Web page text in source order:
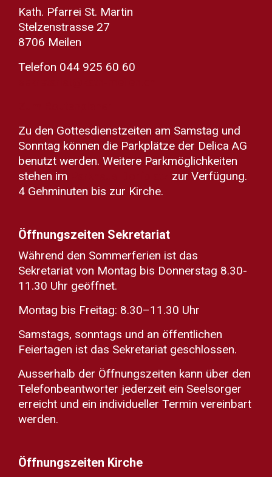
Kath. Pfarrei St. Martin
Stelzenstrasse 27
8706 Meilen
Telefon 044 925 60 60
Zu den Gottesdienstzeiten am Samstag und
Sonntag können die Parkplätze der Delica AG
benutzt werden. Weitere Parkmöglichkeiten
stehen im
zur Verfügung.
4 Gehminuten bis zur Kirche.
Öffnungszeiten Sekretariat
Während den Sommerferien ist das
Sekretariat von Montag bis Donnerstag 8.30-
11.30 Uhr geöffnet.
Montag bis Freitag: 8.30–11.30 Uhr
Samstags, sonntags und an öffentlichen
Feiertagen ist das Sekretariat geschlossen.
Ausserhalb der Öffnungszeiten kann über den
Telefonbeantworter jederzeit ein Seelsorger
erreicht und ein individueller Termin vereinbart
werden.
Öffnungszeiten Kirche